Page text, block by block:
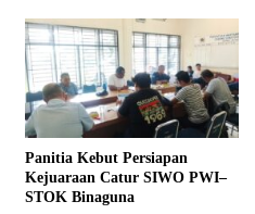
Panitia Kebut Persiapan
Kejuaraan Catur SIWO PWI–
STOK Binaguna